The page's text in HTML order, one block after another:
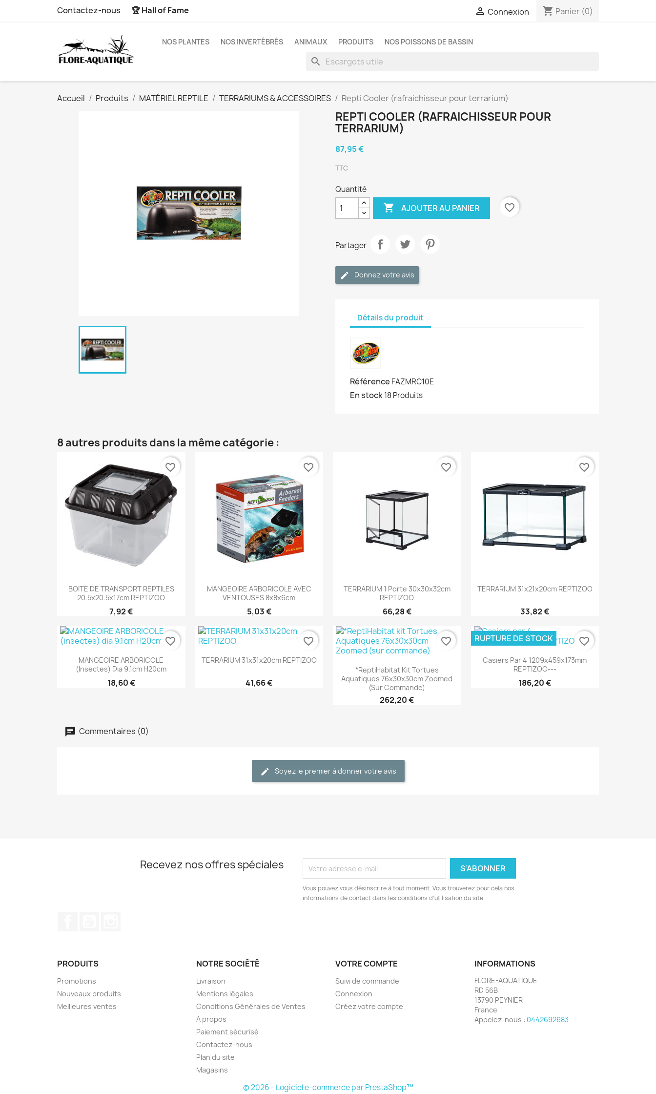
Contactez-nous 🏆 Hall of Fame  Connexion shopping_cart Panier (0)
NOS PLANTES NOS INVERTÉBRÉS ANIMAUX PRODUITS NOS POISSONS DE BASSIN
search
Accueil Produits MATÉRIEL REPTILE TERRARIUMS & ACCESSOIRES Repti Cooler (rafraichisseur pour terrarium)
REPTI COOLER (RAFRAICHISSEUR POUR
TERRARIUM)
87,95 €
TTC
Quantité
 AJOUTER AU PANIER favorite_border
Partager
Donnez votre avis
Détails du produit
Référence FAZMRC10E
En stock18 Produits
8 autres produits dans la même catégorie :
Aperçu rapide
BOITE DE TRANSPORT REPTILES
20.5x20.5x17cm REPTIZOO
7,92 €
favorite_border
Aperçu rapide
MANGEOIRE ARBORICOLE AVEC
VENTOUSES 8x8x6cm
5,03 €
favorite_border
 Aperçu rapide
TERRARIUM 1 Porte 30x30x32cm
REPTIZOO
66,28 €
favorite_border
 Aperçu rapide
TERRARIUM 31x21x20cm REPTIZOO
33,82 €
favorite_border
Aperçu rapide
MANGEOIRE ARBORICOLE
(insectes) Dia 9.1cm H20cm
18,60 €
favorite_border
 Aperçu rapide
TERRARIUM 31x31x20cm REPTIZOO
41,66 €
favorite_border
Aperçu rapide
*ReptiHabitat Kit Tortues
Aquatiques 76x30x30cm Zoomed
(sur Commande)
262,20 €
favorite_border
Aperçu rapide
Casiers Par 4 1209x459x173mm
REPTIZOO---
186,20 €
RUPTURE DE STOCK favorite_border
Commentaires (0)
Soyez le premier à donner votre avis
Recevez nos offres spéciales
Vous pouvez vous désinscrire à tout moment. Vous trouverez pour cela nos
informations de contact dans les conditions d'utilisation du site.
PRODUITS
Promotions
Nouveaux produits
Meilleures ventes
NOTRE SOCIÉTÉ
Livraison
Mentions légales
Conditions Générales de Ventes
A propos
Paiement sécurisé
Contactez-nous
Plan du site
Magasins
VOTRE COMPTE
Suivi de commande
Connexion
Créez votre compte
INFORMATIONS
FLORE-AQUATIQUE
RD 56B
13790 PEYNIER
France
Appelez-nous : 0442692683
© 2026 - Logiciel e-commerce par PrestaShop™